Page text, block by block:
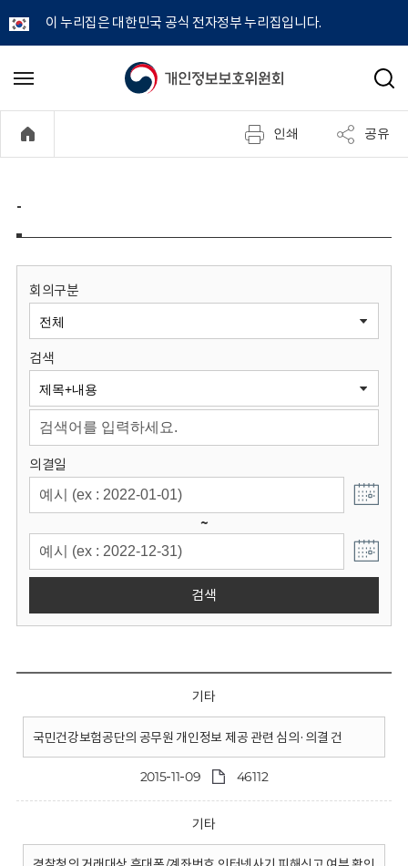
이 누리집은 대한민국 공식 전자정부 누리집입니다.
개
정
보
원
회
메
기
검
인쇄 공유
-
회의구분
검색
의결일
~
검색
기타
국민건강보험공단의 공무원 개인정보 제공 관련 심의·의결 건
2015-11-09 46112
기타